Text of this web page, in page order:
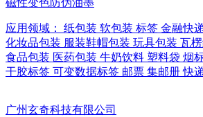
磁性变色防伪油墨
应用领域： 纸包装 软包装 标签 金融快
化妆品包装 服装鞋帽包装 玩具包装 瓦
食品包装 医药包装 牛奶饮料 塑料袋 烟
干胶标签 可变数据标签 邮票 集邮册 快
广州玄奇科技有限公司